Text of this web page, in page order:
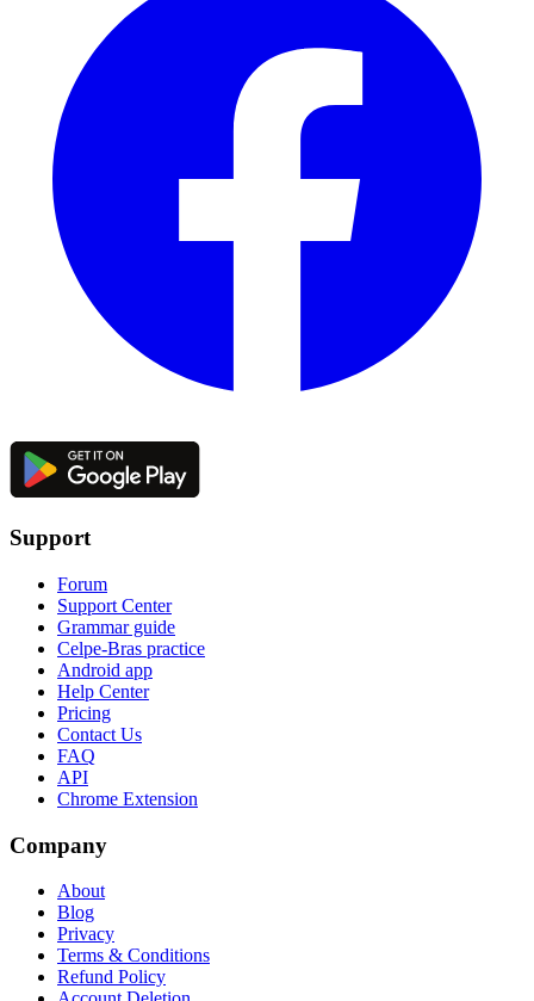
Support
Forum
Support Center
Grammar guide
Celpe-Bras practice
Android app
Help Center
Pricing
Contact Us
FAQ
API
Chrome Extension
Company
About
Blog
Privacy
Terms & Conditions
Refund Policy